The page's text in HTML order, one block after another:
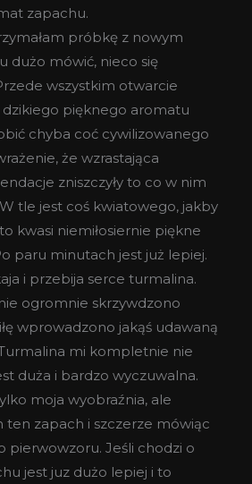
zapachu.
próbkę z nowym
dużo mówić, nieco się
wszystkim otwarcie
pięknego aromatu
chyba coć cywilizowanego
że wzrastająca
zniszczyły to co w nim
W tle jest coś kwiatowego, jakby
kwasi niemiłosiernie piękne
paru minutach jest już lepiej.
i przebija serce turmalina.
ogromnie skrzywdzono
wprowadzono jakąś udawaną
mi kompletnie nie
duża i bardzo wyczuwalna.
moja wyobraźnia, ale
ten zapach i szczerze mówiąc
pierwowzoru. Jeśli chodzi o
jest juz dużo lepiej i to